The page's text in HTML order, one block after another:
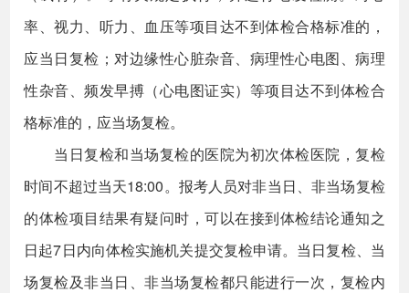
率、视力、听力、血压等项目达不到体检合格标准的，
应当日复检；对边缘性心脏杂音、病理性心电图、病理
性杂音、频发早搏（心电图证实）等项目达不到体检合
格标准的，应当场复检。
当日复检和当场复检的医院为初次体检医院，复检
时间不超过当天18:00。报考人员对非当日、非当场复检
的体检项目结果有疑问时，可以在接到体检结论通知之
日起7日内向体检实施机关提交复检申请。当日复检、当
场复检及非当日、非当场复检都只能进行一次，复检内